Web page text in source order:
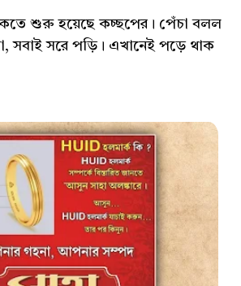
শুরু হয়েছে কচ্ছপের। পেঁচা বলল
সরে পড়ি। এখানেই পড়ে থাক